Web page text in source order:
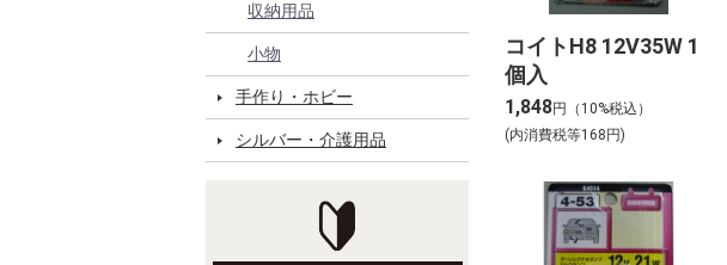
収納用品
小物
手作り・ホビー
シルバー・介護用品
コイトH8 12V35W 1
個入
1,848円（10%税込）
(内消費税等168円)